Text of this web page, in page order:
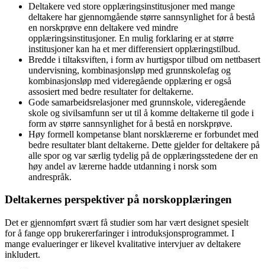
Deltakere ved store opplæringsinstitusjoner med mange
deltakere har gjennomgående større sannsynlighet for å bestå
en norskprøve enn deltakere ved mindre
opplæringsinstitusjoner. En mulig forklaring er at større
institusjoner kan ha et mer differensiert opplæringstilbud.
Bredde i tiltaksviften, i form av hurtigspor tilbud om nettbasert
undervisning, kombinasjonsløp med grunnskolefag og
kombinasjonsløp med videregående opplæring er også
assosiert med bedre resultater for deltakerne.
Gode samarbeidsrelasjoner med grunnskole, videregående
skole og sivilsamfunn ser ut til å komme deltakerne til gode i
form av større sannsynlighet for å bestå en norskprøve.
Høy formell kompetanse blant norsklærerne er forbundet med
bedre resultater blant deltakerne. Dette gjelder for deltakere på
alle spor og var særlig tydelig på de opplæringsstedene der en
høy andel av lærerne hadde utdanning i norsk som
andrespråk.
Deltakernes perspektiver på norskopplæringen
Det er gjennomført svært få studier som har vært designet spesielt
for å fange opp brukererfaringer i introduksjonsprogrammet. I
mange evalueringer er likevel kvalitative intervjuer av deltakere
inkludert.